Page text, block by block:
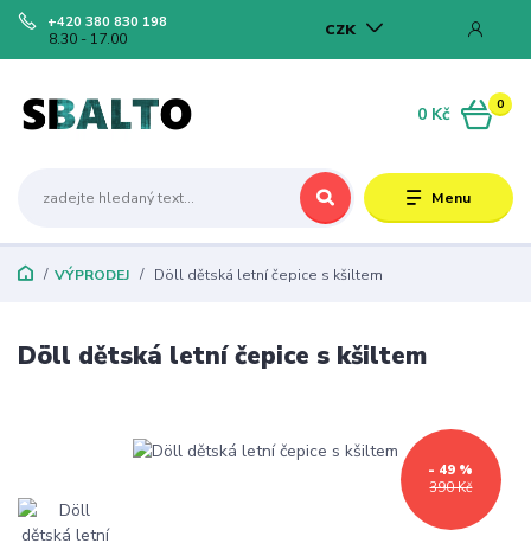
Menu
CZK
+420 380 830 198
8.30 - 17.00
0
0 Kč
VÝPRODEJ Döll dětská letní čepice s kšiltem
Döll dětská letní čepice s kšiltem
390 Kč
- 49 %